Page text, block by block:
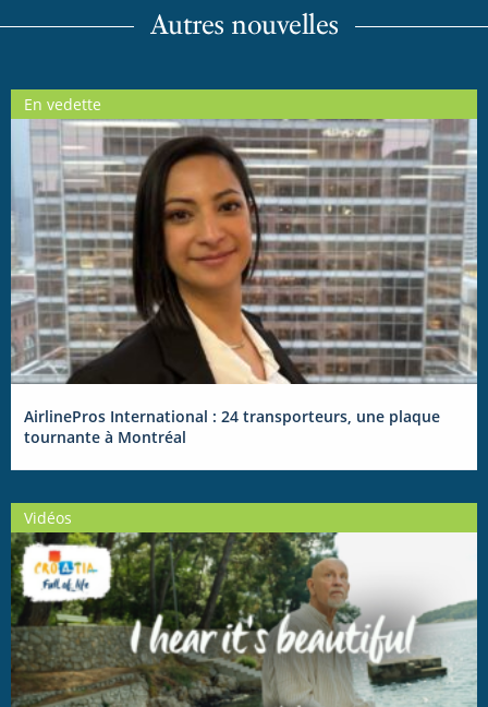
Autres nouvelles
En vedette
AirlinePros International : 24 transporteurs, une plaque
tournante à Montréal
Vidéos